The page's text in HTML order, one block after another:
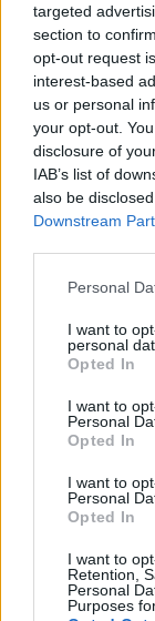
targeted
section to
opt-out request
interest-based
us or personal
your opt-out.
disclosure of
IAB’s list of
also be
Downstream
Please note
not limited to
grant or deny
use your data
consent section.
Personal
I want to
personal
Opted In
I want to
Personal
Opted In
I want to
Personal
Opted In
I want to
Retention,
Personal
Purposes
4.8
Powered by
nostro
Reso facile e
Spedizione
Per maggiori
all'acquisto